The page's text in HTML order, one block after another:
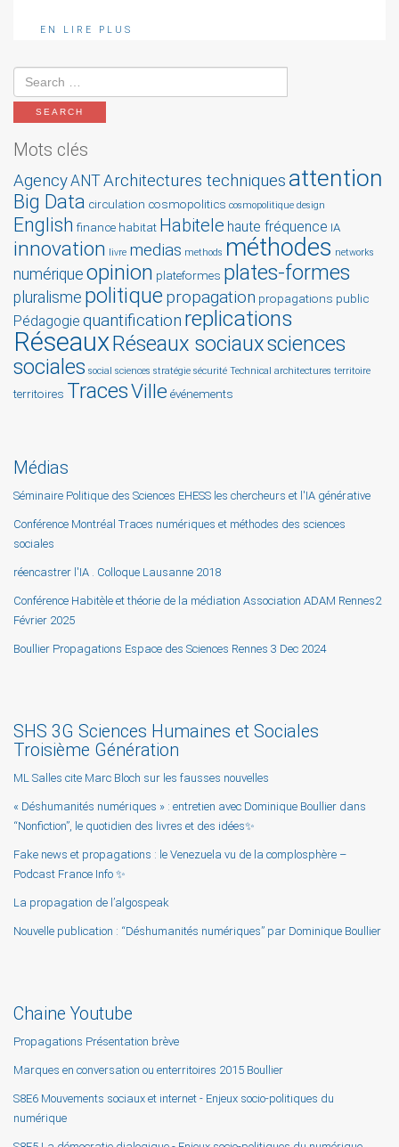
EN LIRE PLUS
Mots clés
AgencyANTArchitectures techniques attention
Big Data circulation cosmopolitics cosmopolitique design
English finance habitat Habitele haute fréquence IA
innovation livre medias methods méthodes networks
numérique opinion plateformes plates-formes
pluralisme politique propagation propagations public
Pédagogie quantification replications
RéseauxRéseaux sociauxsciences
sociales social sciences stratégie sécurité Technical architectures territoire
territoires TracesVille événements
Médias
Séminaire Politique des Sciences EHESS les chercheurs et l'IA générative
Conférence Montréal Traces numériques et méthodes des sciences
sociales
réencastrer l'IA . Colloque Lausanne 2018
Conférence Habitèle et théorie de la médiation Association ADAM Rennes2
Février 2025
Boullier Propagations Espace des Sciences Rennes 3 Dec 2024
SHS 3G Sciences Humaines et Sociales
Troisième Génération
ML Salles cite Marc Bloch sur les fausses nouvelles
« Déshumanités numériques » : entretien avec Dominique Boullier dans
“Nonfiction”, le quotidien des livres et des idées✨
Fake news et propagations : le Venezuela vu de la complosphère –
Podcast France Info ✨
La propagation de l’algospeak
Nouvelle publication : “Déshumanités numériques” par Dominique Boullier
Chaine Youtube
Propagations Présentation brève
Marques en conversation ou enterritoires 2015 Boullier
S8E6 Mouvements sociaux et internet - Enjeux socio-politiques du
numérique